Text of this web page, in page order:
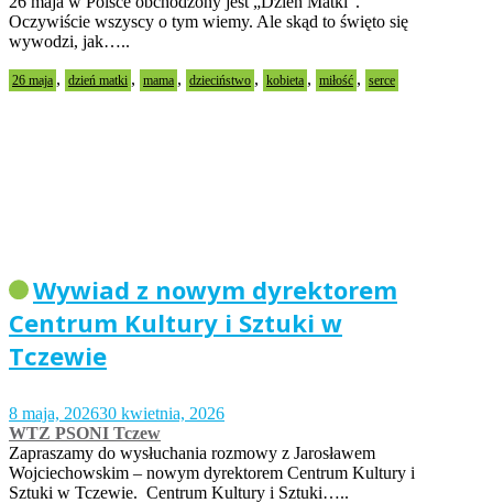
Oczywiście wszyscy o tym wiemy. Ale skąd to święto się
wywodzi, jak…..
26 maja , dzień matki , mama , dzieciństwo , kobieta , miłość , serce
Wywiad z nowym dyrektorem
Centrum Kultury i Sztuki w
Tczewie
8 maja, 202630 kwietnia, 2026
WTZ PSONI Tczew
Zapraszamy do wysłuchania rozmowy z Jarosławem
Wojciechowskim – nowym dyrektorem Centrum Kultury i
Sztuki w Tczewie. Centrum Kultury i Sztuki…..